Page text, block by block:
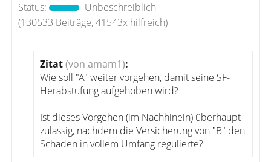
Status:
Unbeschreiblich
(130533 Beiträge, 41543x hilfreich)
Zitat(von amam1):
Wie soll "A" weiter vorgehen, damit seine SF-
Herabstufung aufgehoben wird?
Ist dieses Vorgehen (im Nachhinein) überhaupt
zulässig, nachdem die Versicherung von "B" den
Schaden in vollem Umfang regulierte?